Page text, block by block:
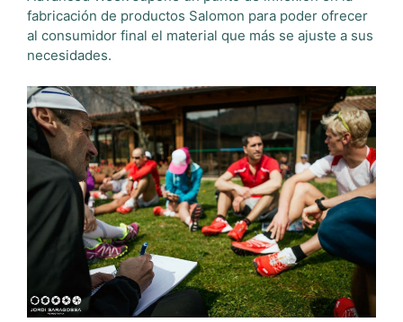
fabricación de productos Salomon para poder ofrecer
al consumidor final el material que más se ajuste a sus
necesidades.